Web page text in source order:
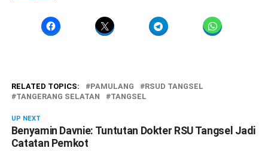
RELATED TOPICS: PAMULANG
RSUD TANGSEL
TANGERANG SELATAN
TANGSEL
UP NEXT
Benyamin Davnie: Tuntutan Dokter RSU Tangsel Jadi
Catatan Pemkot